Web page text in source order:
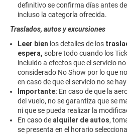
definitivo se confirma días antes
incluso la categoría ofrecida.
Traslados, autos y excursiones
Leer bien los detalles de los
espera, sobre todo cuando los
incluido a efectos que el servicio
considerado No Show por lo que
en caso de que el servicio no se
Importante: En caso de que la
del vuelo, no se garantiza que se
ni que se pueda realizar la
En caso de alquiler de autos,
se presenta en el horario